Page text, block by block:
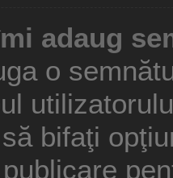
adaug
o
bifaţi